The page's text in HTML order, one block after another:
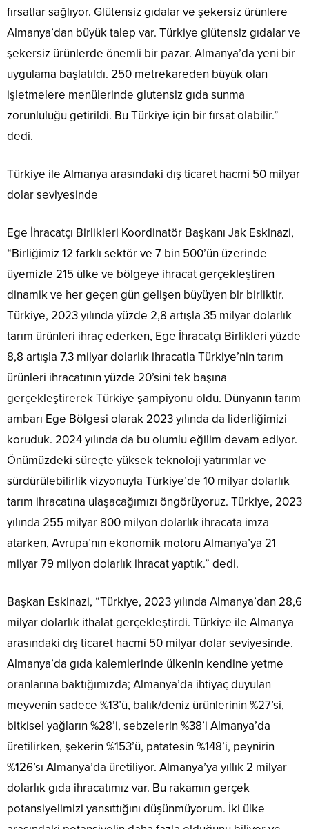
fırsatlar sağlıyor. Glütensiz gıdalar ve şekersiz ürünlere
Almanya’dan büyük talep var. Türkiye glütensiz gıdalar ve
şekersiz ürünlerde önemli bir pazar. Almanya’da yeni bir
uygulama başlatıldı. 250 metrekareden büyük olan
işletmelere menülerinde glutensiz gıda sunma
zorunluluğu getirildi. Bu Türkiye için bir fırsat olabilir.”
dedi.
Türkiye ile Almanya arasındaki dış ticaret hacmi 50 milyar
dolar seviyesinde
Ege İhracatçı Birlikleri Koordinatör Başkanı Jak Eskinazi,
“Birliğimiz 12 farklı sektör ve 7 bin 500’ün üzerinde
üyemizle 215 ülke ve bölgeye ihracat gerçekleştiren
dinamik ve her geçen gün gelişen büyüyen bir birliktir.
Türkiye, 2023 yılında yüzde 2,8 artışla 35 milyar dolarlık
tarım ürünleri ihraç ederken, Ege İhracatçı Birlikleri yüzde
8,8 artışla 7,3 milyar dolarlık ihracatla Türkiye’nin tarım
ürünleri ihracatının yüzde 20’sini tek başına
gerçekleştirerek Türkiye şampiyonu oldu. Dünyanın tarım
ambarı Ege Bölgesi olarak 2023 yılında da liderliğimizi
koruduk. 2024 yılında da bu olumlu eğilim devam ediyor.
Önümüzdeki süreçte yüksek teknoloji yatırımlar ve
sürdürülebilirlik vizyonuyla Türkiye’de 10 milyar dolarlık
tarım ihracatına ulaşacağımızı öngörüyoruz. Türkiye, 2023
yılında 255 milyar 800 milyon dolarlık ihracata imza
atarken, Avrupa’nın ekonomik motoru Almanya’ya 21
milyar 79 milyon dolarlık ihracat yaptık.” dedi.
Başkan Eskinazi, “Türkiye, 2023 yılında Almanya’dan 28,6
milyar dolarlık ithalat gerçekleştirdi. Türkiye ile Almanya
arasındaki dış ticaret hacmi 50 milyar dolar seviyesinde.
Almanya’da gıda kalemlerinde ülkenin kendine yetme
oranlarına baktığımızda; Almanya’da ihtiyaç duyulan
meyvenin sadece %13’ü, balık/deniz ürünlerinin %27’si,
bitkisel yağların %28’i, sebzelerin %38’i Almanya’da
üretilirken, şekerin %153’ü, patatesin %148’i, peynirin
%126’sı Almanya’da üretiliyor. Almanya’ya yıllık 2 milyar
dolarlık gıda ihracatımız var. Bu rakamın gerçek
potansiyelimizi yansıttığını düşünmüyorum. İki ülke